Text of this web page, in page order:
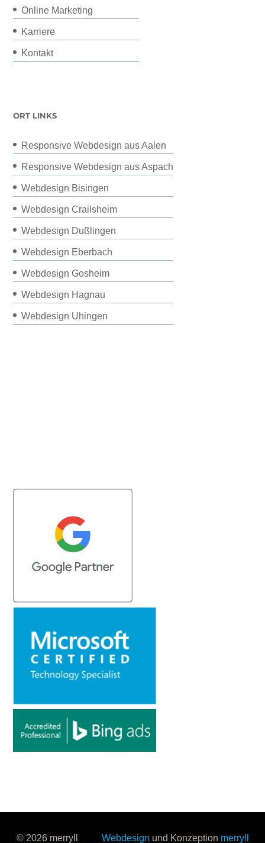
Online Marketing
Karriere
Kontakt
ORT LINKS
Responsive Webdesign aus Aalen
Responsive Webdesign aus Aspach
Webdesign Bisingen
Webdesign Crailsheim
Webdesign Dußlingen
Webdesign Eberbach
Webdesign Gosheim
Webdesign Hagnau
Webdesign Uhingen
© 2026 merryll Webdesign und Konzeption merryll